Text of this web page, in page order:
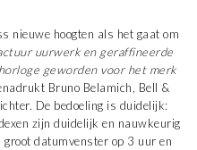
nieuwe hoogten als het gaat om
uurwerk en geraffineerde
geworden voor het merk
Bruno Belamich, Bell &
De bedoeling is duidelijk:
zijn duidelijk en nauwkeurig
datumvenster op 3 uur en